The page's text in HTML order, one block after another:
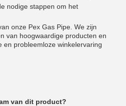
nodige stappen om het
onze Pex Gas Pipe. We zijn
van hoogwaardige producten en
en probleemloze winkelervaring
van dit product?